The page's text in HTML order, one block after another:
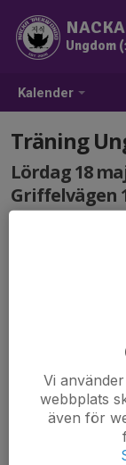
Kalender
Ungdom
Träning
Lördag 18 maj
Griffelvägen
Vi
webbplats
även för